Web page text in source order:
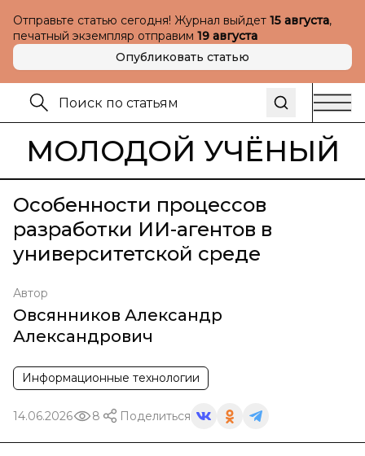
Отправьте статью сегодня! Журнал выйдет 15 августа,
печатный экземпляр отправим 19 августа
Опубликовать статью
МОЛОДОЙ УЧЁНЫЙ
Особенности процессов
разработки ИИ-агентов в
университетской среде
Автор
Овсянников Александр
Александрович
Информационные технологии
14.06.2026 8 Поделиться